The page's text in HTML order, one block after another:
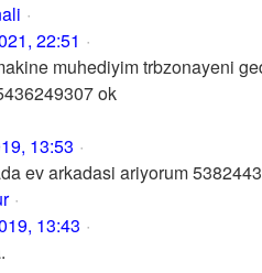
22:51
muhediyim trbzonayeni
ok
13:53
ev arkadasi ariyorum
13:43